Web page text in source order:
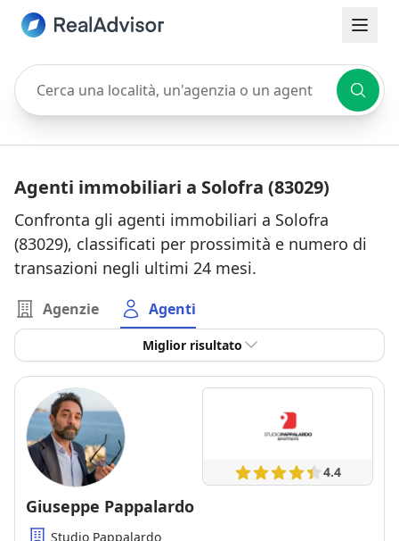
Cerca una località, un'agenzia o un agente
Agenti immobiliari a Solofra (83029)
Confronta gli agenti immobiliari a Solofra
(83029), classificati per prossimità e numero di
transazioni negli ultimi 24 mesi.
Agenzie Agenti
Miglior risultato
4.4
Giuseppe Pappalardo
Studio Pappalardo